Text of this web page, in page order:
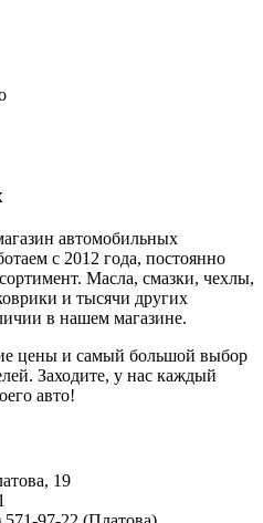
автомобильных
с 2012 года, постоянно
Масла, смазки, чехлы,
и тысячи других
в нашем магазине.
цены и самый большой выбор
Заходите, у нас каждый
авто!
19